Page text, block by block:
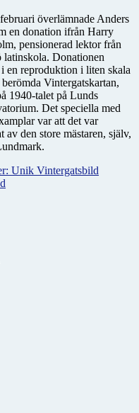
överlämnade Anders
en donation ifrån Harry
pensionerad lektor från
latinskola. Donationen
i en reproduktion i liten skala
Vintergatskartan,
1940-talet på Lunds
Det speciella med
var att det var
av den store mästaren, själv,
Unik Vintergatsbild